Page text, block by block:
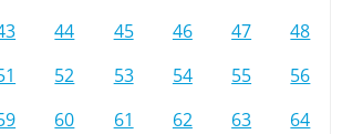
44 45 46 47
48
52 53 54 55
56
60 61 62 63
64